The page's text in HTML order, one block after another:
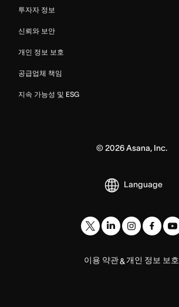
투자자 정보
신뢰와 보안
개인 정보 보호
공급업체 책임
지속 가능성 및 ESG
© 2026Asana, Inc.
Language
이용 약관& 개인 정보 보호